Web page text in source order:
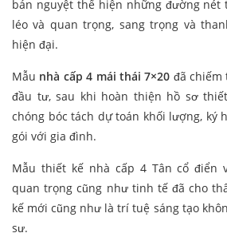
bán nguyệt thể hiện những đường nét
léo và quan trọng, sang trọng và
hiện đại.
Mẫu nhà cấp 4 mái thái 7×20 đã chiếm
đầu tư, sau khi hoàn thiện hồ sơ
chóng bóc tách dự toán khối lượng, ký
gói với gia đình.
Mẫu thiết kế nhà cấp 4 Tân cổ điển
quan trọng cũng như tinh tế đã cho
kế mới cũng như là trí tuệ sáng tạo
sư.